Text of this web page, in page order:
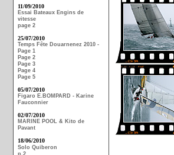
11/09/2010
Essai Bateaux Engins de
vitesse
page 2
25/07/2010
Temps Fête Douarnenez 2010 -
Page 1
Page 2
Page 3
Page 4
Page 5
05/07/2010
Figaro E.BOMPARD - Karine
Fauconnier
02/07/2010
MARINE POOL & Kito de
Pavant
18/06/2010
Solo Quiberon
p.2